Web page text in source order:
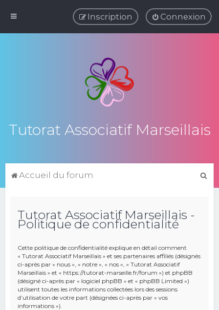
Connexion
Inscription
Tutorat Associatif Marseillais
Accueil du forum
Tutorat Associatif Marseillais -
Politique de confidentialité
Cette politique de confidentialité explique en détail comment
« Tutorat Associatif Marseillais » et ses partenaires affiliés (désignés
ci-après par « nous », « notre », « nos », « Tutorat Associatif
Marseillais » et « https://tutorat-marseille.fr/forum ») et phpBB
(désigné ci-après par « logiciel phpBB » et « phpBB Limited »)
utilisent toutes les informations collectées lors des sessions
d’utilisation de votre part (désignées ci-après par « vos
informations »).